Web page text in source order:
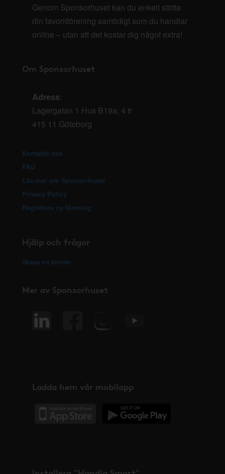
Genom Sponsorhuset kan du enkelt stötta
din favoritförening samtidigt som du handlar
online – utan att det kostar dig något extra!
Om Sponsorhuset
Adress:
Lagergatan 1 Hus B19a, 4 tr
415 11 Göteborg
Kontakta oss
FAQ
Läs mer om Sponsorhuset
Privacy Policy
Registrera ny förening
Hjälp och frågor
Skapa ett ärende
Mer av Sponsorhuset
Ladda hem vår mobilapp